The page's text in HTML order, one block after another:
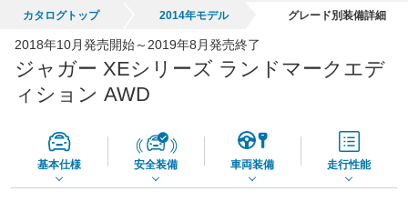
73,850円
カタログトップ 2014年モデル グレード別装備詳細
2018年10月発売開始～2019年8月発売終了
ジャガー XEシリーズ ランドマークエデ
ィション AWD
基本仕様 安全装備 車両装備 走行性能